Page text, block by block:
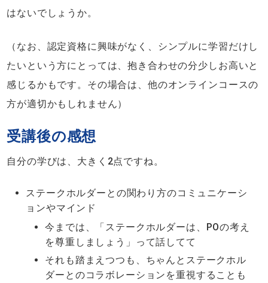
はないでしょうか。
（なお、認定資格に興味がなく、シンプルに学習だけし
たいという方にとっては、抱き合わせの分少しお高いと
感じるかもです。その場合は、他のオンラインコースの
方が適切かもしれません）
受講後の感想
自分の学びは、大きく2点ですね。
ステークホルダーとの関わり方のコミュニケーシ
ョンやマインド
今までは、「ステークホルダーは、POの考え
を尊重しましょう」って話してて
それも踏まえつつも、ちゃんとステークホル
ダーとのコラボレーションを重視することも